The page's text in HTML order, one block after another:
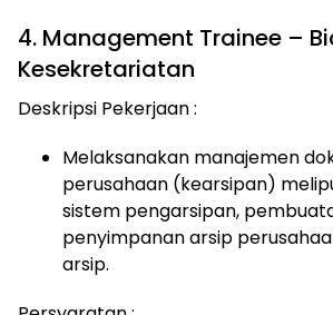
4. Management Trainee –
Kesekretariatan
Deskripsi Pekerjaan :
Melaksanakan manajemen
perusahaan (kearsipan)
sistem pengarsipan,
penyimpanan arsip
arsip.